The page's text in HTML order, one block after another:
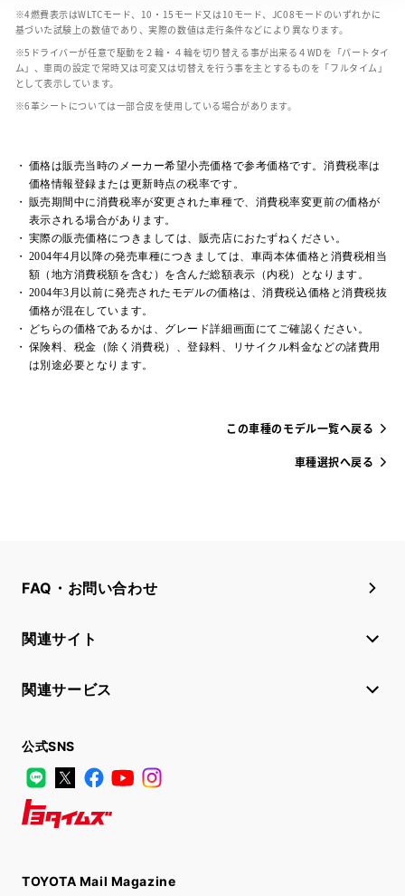
燃費表示はWLTCモード、10・15モード又は10モード、JC08モードのいずれかに
基づいた試験上の数値であり、実際の数値は走行条件などにより異なります。
ドライバーが任意で駆動を２輪・４輪を切り替える事が出来る４WDを「パートタイ
ム」、車両の設定で常時又は可変又は切替えを行う事を主とするものを「フルタイム」
として表示しています。
革シートについては一部合皮を使用している場合があります。
価格は販売当時のメーカー希望小売価格で参考価格です。消費税率は
価格情報登録または更新時点の税率です。
販売期間中に消費税率が変更された車種で、消費税率変更前の価格が
表示される場合があります。
実際の販売価格につきましては、販売店におたずねください。
2004年4月以降の発売車種につきましては、車両本体価格と消費税相当
額（地方消費税額を含む）を含んだ総額表示（内税）となります。
2004年3月以前に発売されたモデルの価格は、消費税込価格と消費税抜
価格が混在しています。
どちらの価格であるかは、グレード詳細画面にてご確認ください。
保険料、税金（除く消費税）、登録料、リサイクル料金などの諸費用
は別途必要となります。
この車種のモデル一覧へ戻る
車種選択へ戻る
FAQ・お問い合わせ
関連サイト
関連サービス
公式SNS
LINE
X FacebookYouTube
TOYOTA Mail Magazine